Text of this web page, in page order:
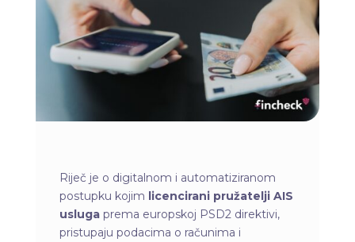
Riječ je o digitalnom i automatiziranom
postupku kojim licencirani pružatelji AIS
uslugaprema europskoj PSD2 direktivi,
pristupaju podacima o računima i